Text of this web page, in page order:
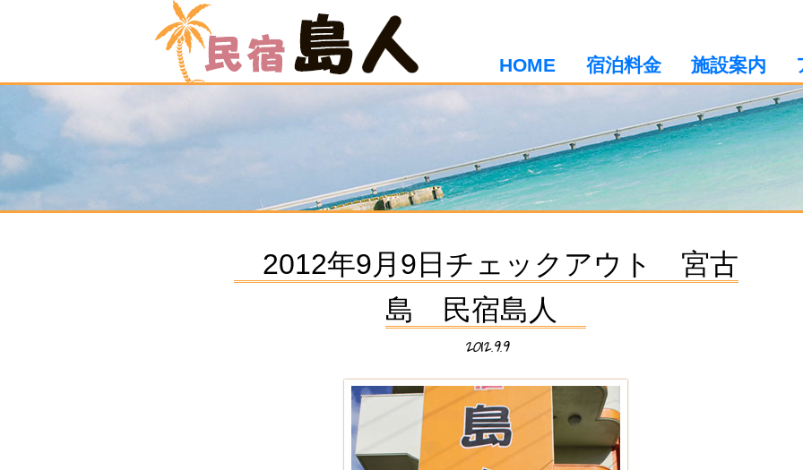
HOME 宿泊料金 施設案内
2012年9月9日チェックアウト 宮古
島 民宿島人
2012.9.9